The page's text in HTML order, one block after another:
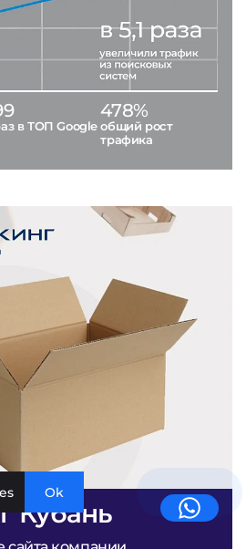
Кубань
в ТОП Google
478%
общий рост
трафика
Ok